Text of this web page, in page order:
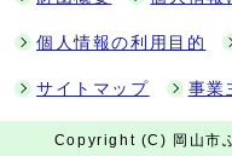
個人情報の利用目的
サイトマップ 事業
Copyright (C) 岡山市